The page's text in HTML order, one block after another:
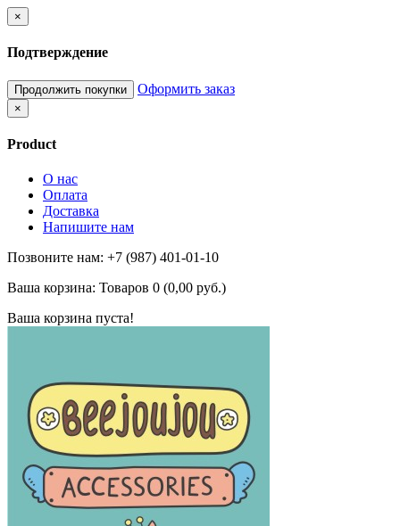
×
Подтверждение
Продолжить покупки Оформить заказ
×
Product
О нас
Оплата
Доставка
Напишите нам
Позвоните нам: +7 (987) 401-01-10
Ваша корзина: Товаров 0 (0,00 руб.)
Ваша корзина пуста!